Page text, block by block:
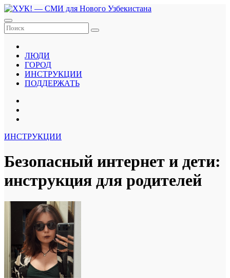
Перейти
к
содержанию
ЛЮДИ
ГОРОД
ИНСТРУКЦИИ
ПОДДЕРЖАТЬ
ИНСТРУКЦИИ
Безопасный интернет и дети:
инструкция для родителей